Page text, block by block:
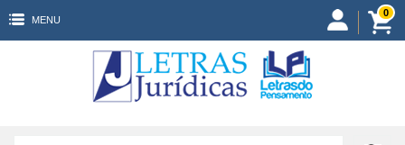
MENU
0